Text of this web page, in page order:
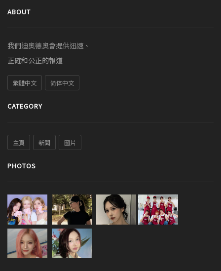
ABOUT
我們迪奧德奧會提供迅速、
正確和公正的報道
繁體中文 简体中文
CATEGORY
主頁 新聞 圖片
PHOTOS